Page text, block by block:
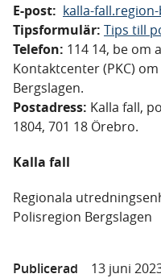
E-post: kalla-
Tipsformulär: Tips till
Telefon: 114 14, be om
Kontaktcenter (PKC)
Bergslagen.
Postadress: Kalla fall,
1804, 701 18 Örebro.
Kalla fall
Regionala
Polisregion Bergslagen
Publicerad 13 juni